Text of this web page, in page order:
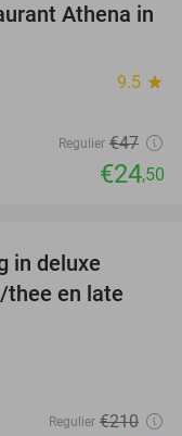
48%
Athena in
9.5 star
Regulier €47
€24,50
in deluxe
en late
Regulier €210